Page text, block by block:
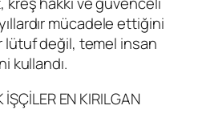
mücadele ettiğini
lütuf değil, temel insan
kullandı.
EN KIRILGAN